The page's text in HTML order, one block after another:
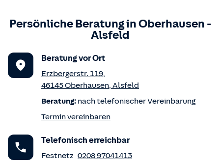
Persönliche Beratung inOberhausen -
Alsfeld
Beratung vor Ort
Erzbergerstr. 119,
46145Oberhausen, Alsfeld
Beratung: nach telefonischer Vereinbarung
Termin vereinbaren
Telefonisch erreichbar
Festnetz 0208 97041413